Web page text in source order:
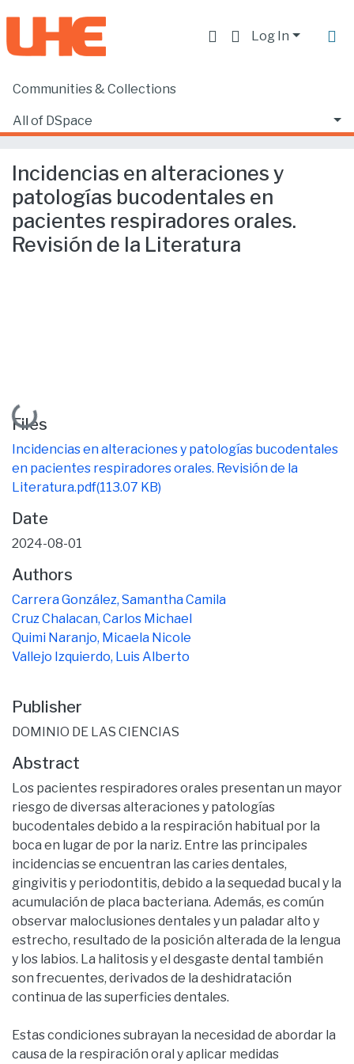
Log In
Communities & Collections
All of DSpace
Home
Incidencias en alteraciones y patologías bucodentales en pacientes respiradores orales. Revisión de la Literatura
Incidencias en alteraciones y
patologías bucodentales en
pacientes respiradores orales.
Revisión de la Literatura
Loading...
Files
Incidencias en alteraciones y patologías bucodentales
en pacientes respiradores orales. Revisión de la
Literatura.pdf(113.07 KB)
Date
2024-08-01
Authors
Carrera González, Samantha Camila
Cruz Chalacan, Carlos Michael
Quimi Naranjo, Micaela Nicole
Vallejo Izquierdo, Luis Alberto
Publisher
DOMINIO DE LAS CIENCIAS
Abstract
Los pacientes respiradores orales presentan un mayor
riesgo de diversas alteraciones y patologías
bucodentales debido a la respiración habitual por la
boca en lugar de por la nariz. Entre las principales
incidencias se encuentran las caries dentales,
gingivitis y periodontitis, debido a la sequedad bucal y la
acumulación de placa bacteriana. Además, es común
observar maloclusiones dentales y un paladar alto y
estrecho, resultado de la posición alterada de la lengua
y los labios. La halitosis y el desgaste dental también
son frecuentes, derivados de la deshidratación
continua de las superficies dentales.
Estas condiciones subrayan la necesidad de abordar la
causa de la respiración oral y aplicar medidas